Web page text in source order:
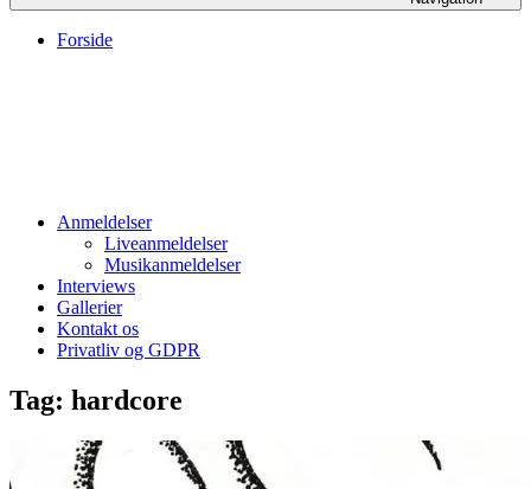
Forside
Anmeldelser
Liveanmeldelser
Musikanmeldelser
Interviews
Gallerier
Kontakt os
Privatliv og GDPR
Tag: hardcore